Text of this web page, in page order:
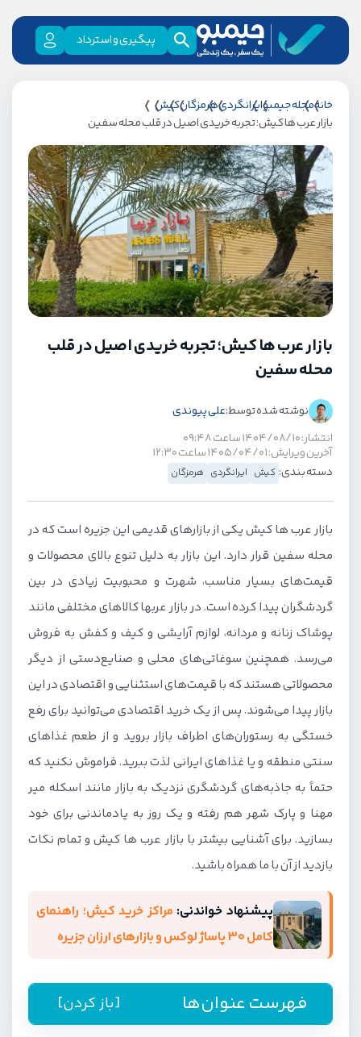
پیگیری و استرداد
خانهمجله جیمبوایرانگردیهرمزگانکیش
بازار عرب ها کیش؛ تجربه خریدی اصیل در قلب محله سفین
بازار عرب ها کیش؛ تجربه خریدی اصیل در قلب
محله سفین
نوشته شده توسط:علی پیوندی
انتشار: ۱۴۰۴/۰۸/۱۰ ساعت ۰۹:۴۸
آخرین ویرایش: ۱۴۰۵/۰۴/۰۱ ساعت ۱۲:۳۰
دسته بندی: کیش ایرانگردی هرمزگان
بازار عرب ها کیش یکی از بازارهای قدیمی این جزیره است که در
محله سفین قرار دارد. این بازار به دلیل تنوع بالای محصولات و
قیمت‌های بسیار مناسب، شهرت و محبوبیت زیادی در بین
گردشگران پیدا کرده است. در بازار عربها کالاهای مختلفی مانند
پوشاک زنانه و مردانه، لوازم آرایشی و کیف و کفش به فروش
می‌رسد. همچنین سوغاتی‌های محلی و صنایع‌دستی از دیگر
محصولاتی هستند که با قیمت‌های استثنایی و اقتصادی در این
بازار پیدا می‌شوند. پس از یک خرید اقتصادی می‌توانید برای رفع
خستگی به رستوران‌های اطراف بازار بروید و از طعم غذاهای
سنتی منطقه و یا غذاهای ایرانی لذت ببرید. فراموش نکنید که
حتماً به جاذبه‌های گردشگری نزدیک به بازار مانند اسکله میر
مهنا و پارک شهر هم رفته و یک روز به یادماندنی برای خود
بسازید. برای آشنایی بیشتر با بازار عرب ها کیش و تمام نکات
بازدید از آن با ما همراه باشید.
پیشنهاد خواندنی: مراکز خرید کیش؛ راهنمای
کامل ۳۰ پاساژ لوکس و بازارهای ارزان جزیره
فهرست عنوان‌ها [باز کردن]